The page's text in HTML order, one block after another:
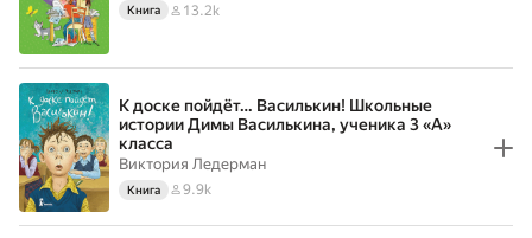
Книга 13.2k
К доске пойдёт… Василькин! Школьные
истории Димы Василькина, ученика 3 «А»
класса
Виктория Ледерман
Книга 9.9k